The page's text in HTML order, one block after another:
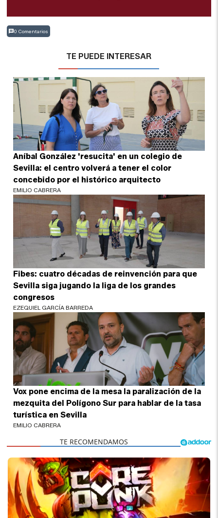
0 Comentarios
TE PUEDE INTERESAR
Aníbal González 'resucita' en un colegio de
Sevilla: el centro volverá a tener el color
concebido por el histórico arquitecto
EMILIO CABRERA
Fibes: cuatro décadas de reinvención para que
Sevilla siga jugando la liga de los grandes
congresos
EZEQUIEL GARCÍA BARREDA
Vox pone encima de la mesa la paralización de la
mezquita del Polígono Sur para hablar de la tasa
turística en Sevilla
EMILIO CABRERA